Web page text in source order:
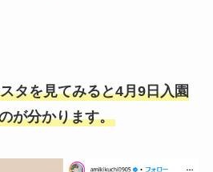
タを見てみると4月9日入園
が分かります。